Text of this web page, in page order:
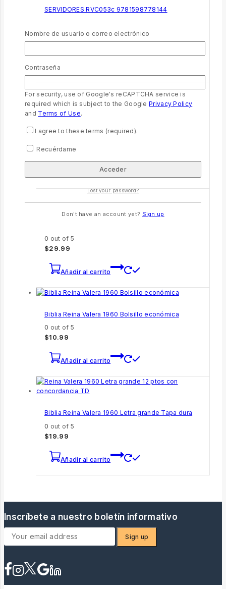
SERVIDORES RVC053c 9781598778144
$32.99 El precio original era: $32.99.
precio actual es: $25.
Biblia de Estudio para la Predicación Reina Valera
$45.99
Añadir al carrito
0 out of 5
$29.99
Añadir al carrito
Biblia Reina Valera 1960 Bolsillo económica
0 out of 5
$10.99
Añadir al carrito
Biblia Reina Valera 1960 Letra grande Tapa dura
0 out of 5
$19.99
Añadir al carrito
Inscríbete a nuestro boletín informativo
Nombre de usuario o correo electrónico
Contraseña
For security, use of Google's reCAPTCHA service is
required which is subject to the GooglePrivacy Policy
and Terms of Use.
I agree to these terms (required).
Recuérdame
Lost your password?
Don't have an account yet? Sign up